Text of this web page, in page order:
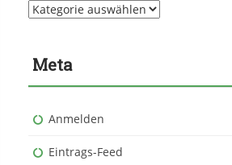
was
denn
Meta
Anmelden
Eintrags-Feed